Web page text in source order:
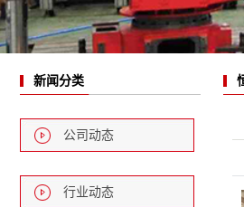
新闻分类
公司动态
行业动态